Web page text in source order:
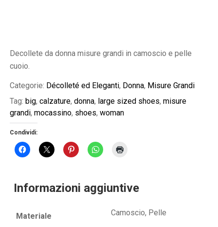
Decollete da donna misure grandi in camoscio e pelle
cuoio.
Categorie: Décolleté ed Eleganti, Donna, Misure Grandi
Tag: big, calzature, donna, large sized shoes, misure
grandi, mocassino, shoes, woman
Condividi:
Informazioni aggiuntive
Materiale Camoscio, Pelle